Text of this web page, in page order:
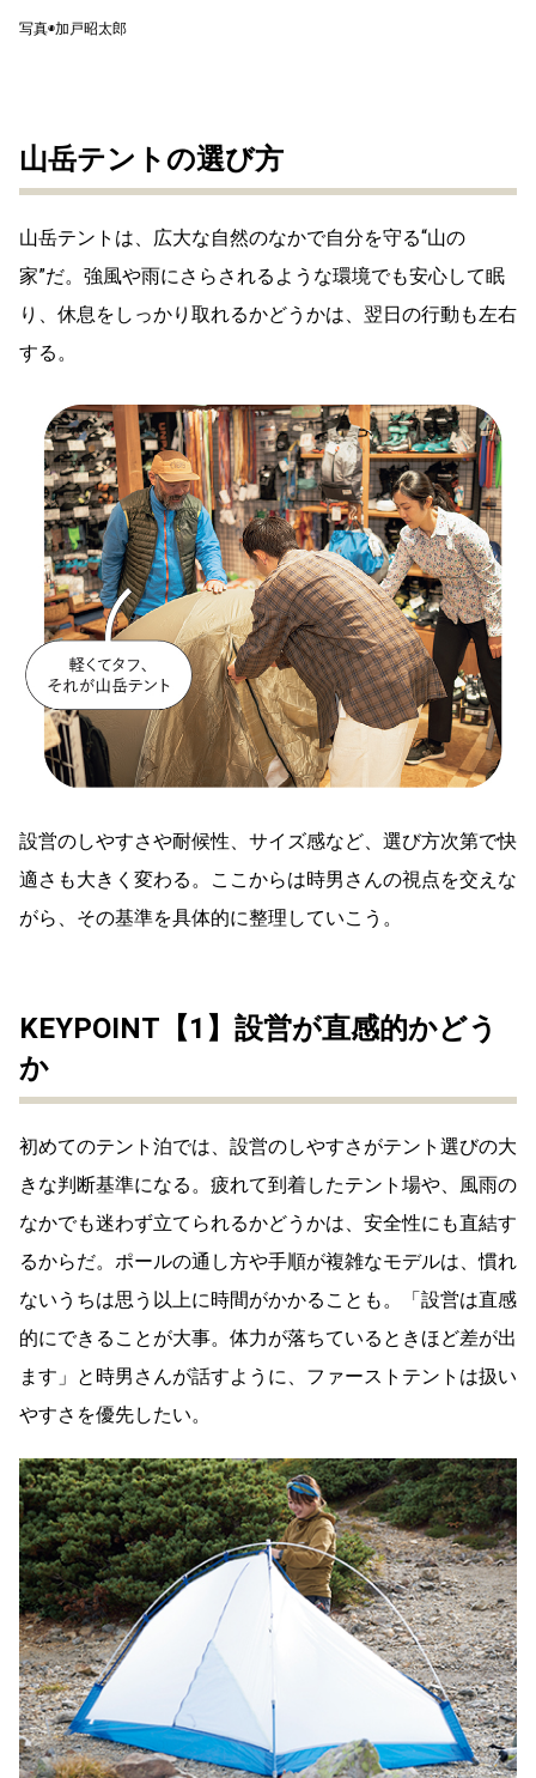
写真◉加戸昭太郎
山岳テントの選び方
山岳テントは、広大な自然のなかで自分を守る“山の
家”だ。強風や雨にさらされるような環境でも安心して眠
り、休息をしっかり取れるかどうかは、翌日の行動も左右
する。
設営のしやすさや耐候性、サイズ感など、選び方次第で快
適さも大きく変わる。ここからは時男さんの視点を交えな
がら、その基準を具体的に整理していこう。
KEYPOINT【1】設営が直感的かどう
か
初めてのテント泊では、設営のしやすさがテント選びの大
きな判断基準になる。疲れて到着したテント場や、風雨の
なかでも迷わず立てられるかどうかは、安全性にも直結す
るからだ。ポールの通し方や手順が複雑なモデルは、慣れ
ないうちは思う以上に時間がかかることも。「設営は直感
的にできることが大事。体力が落ちているときほど差が出
ます」と時男さんが話すように、ファーストテントは扱い
やすさを優先したい。